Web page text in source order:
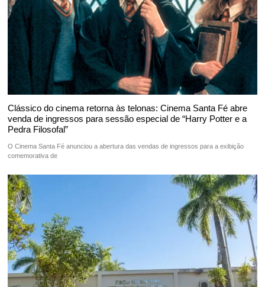
Clássico do cinema retorna às telonas: Cinema Santa Fé abre
venda de ingressos para sessão especial de “Harry Potter e a
Pedra Filosofal”
O Cinema Santa Fé anunciou a abertura das vendas de ingressos para a exibição
comemorativa de